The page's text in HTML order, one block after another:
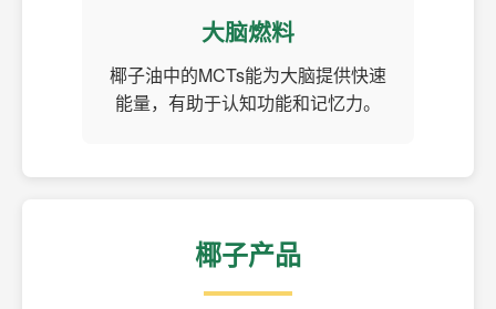
大脑燃料
椰子油中的MCTs能为大脑提供快速
能量，有助于认知功能和记忆力。
椰子产品